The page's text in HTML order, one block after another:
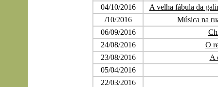
04/10/2016
A velha fábula da
/10/2016
Música na
06/09/2016
24/08/2016
O
23/08/2016
A
05/04/2016
22/03/2016